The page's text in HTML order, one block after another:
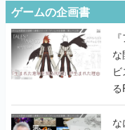
ゲームの企画書
書